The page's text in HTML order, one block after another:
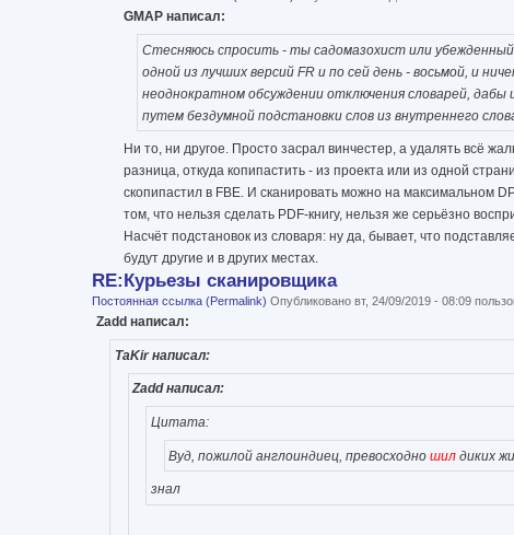
GMAP написал:
Стесняюсь спросить - ты садомазохист или
одной из лучших версий FR и по сей день - восьмой, и
неоднократном обсуждении отключения словарей,
путем бездумной подстановки слов из внутреннего
Ни то, ни другое. Просто засрал винчестер, а удалять всё
разница, откуда копипастить - из проекта или из одной
скопипастил в FBE. И сканировать можно на максимальном
том, что нельзя сделать PDF-книгу, нельзя же серьёзно
Насчёт подстановок из словаря: ну да, бывает, что
будут другие и в других местах.
RE:Курьезы сканировщика
Постоянная ссылка (Permalink) Опубликовано вт, 24/09/2019 - 08:09
Zadd написал:
TaKir написал:
Zadd написал:
Цитата:
Вуд, пожилой англоиндиец, превосходношил диких
знал